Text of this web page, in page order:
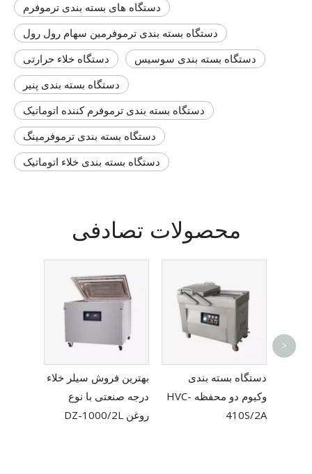
دستگاه های بسته بندی ترموفرم
دستگاه بسته بندی ترموفرمین سهام رول رول
دستگاه خلاء حرارتی
دستگاه بسته بندی سوسیس
دستگاه بسته بندی پنیر
دستگاه بسته بندی ترموفرم کننده اتوماتیک
دستگاه بسته بندی ترموفرمینگ
دستگاه بسته بندی خلاء اتوماتیک
محصولات تصادفی
بهترین فروش سیلر خلاء
درجه صنعتی با نوع
روغن DZ-1000/2L
دستگاه بسته بندی
وکیوم دو محفظه HVC-
410S/2A
>